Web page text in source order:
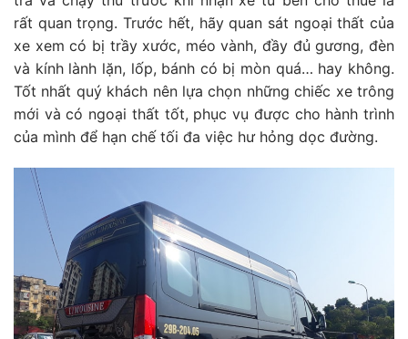
rất quan trọng. Trước hết, hãy quan sát ngoại thất của
xe xem có bị trầy xước, méo vành, đầy đủ gương, đèn
và kính lành lặn, lốp, bánh có bị mòn quá… hay không.
Tốt nhất quý khách nên lựa chọn những chiếc xe trông
mới và có ngoại thất tốt, phục vụ được cho hành trình
của mình để hạn chế tối đa việc hư hỏng dọc đường.